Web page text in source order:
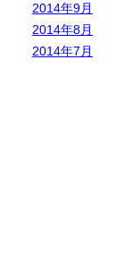
2014年9月
2014年8月
2014年7月